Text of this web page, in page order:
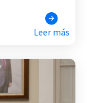
Leer más